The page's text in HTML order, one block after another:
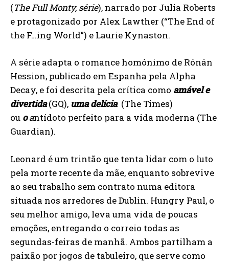
(The Full Monty, série), narrado por Julia Roberts
e protagonizado por Alex Lawther (“The End of
the F…ing World”) e Laurie Kynaston.
A série adapta o romance homónimo de Rónán
Hession, publicado em Espanha pela Alpha
Decay, e foi descrita pela crítica como amável e
divertida(GQ), uma delícia (The Times)
ou oantídoto perfeito para a vida moderna (The
Guardian).
Leonard é um trintão que tenta lidar com o luto
pela morte recente da mãe, enquanto sobrevive
ao seu trabalho sem contrato numa editora
situada nos arredores de Dublin. Hungry Paul, o
seu melhor amigo, leva uma vida de poucas
emoções, entregando o correio todas as
segundas-feiras de manhã. Ambos partilham a
paixão por jogos de tabuleiro, que serve como